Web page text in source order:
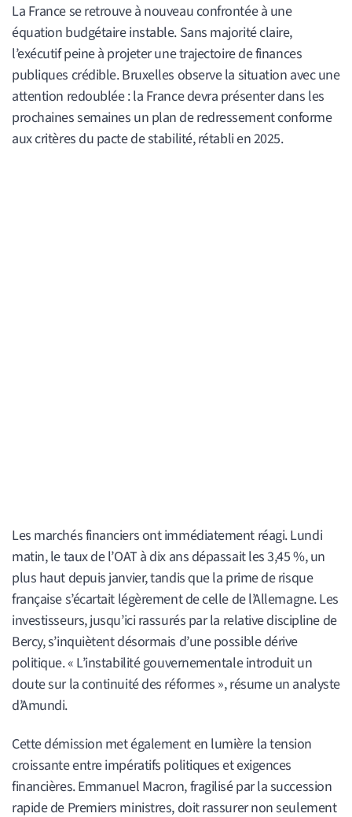
La France se retrouve à nouveau confrontée à une
équation budgétaire instable. Sans majorité claire,
l’exécutif peine à projeter une trajectoire de finances
publiques crédible. Bruxelles observe la situation avec une
attention redoublée : la France devra présenter dans les
prochaines semaines un plan de redressement conforme
aux critères du pacte de stabilité, rétabli en 2025.
Les marchés financiers ont immédiatement réagi. Lundi
matin, le taux de l’OAT à dix ans dépassait les 3,45 %, un
plus haut depuis janvier, tandis que la prime de risque
française s’écartait légèrement de celle de l’Allemagne. Les
investisseurs, jusqu’ici rassurés par la relative discipline de
Bercy, s’inquiètent désormais d’une possible dérive
politique. « L’instabilité gouvernementale introduit un
doute sur la continuité des réformes », résume un analyste
d’Amundi.
Cette démission met également en lumière la tension
croissante entre impératifs politiques et exigences
financières. Emmanuel Macron, fragilisé par la succession
rapide de Premiers ministres, doit rassurer non seulement